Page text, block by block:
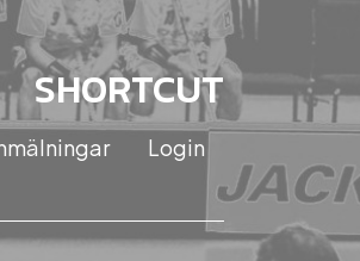
SHORTCUT
Login